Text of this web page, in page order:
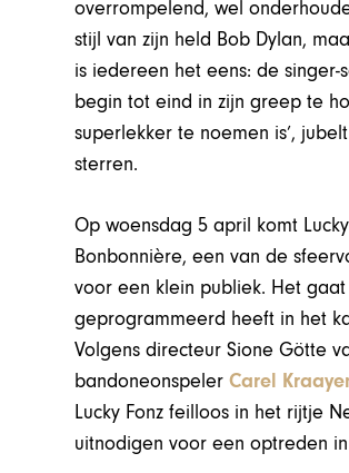
overrompelend, wel
stijl van zijn held Bob Dylan,
is iedereen het eens: de singer-
begin tot eind in zijn greep te
superlekker te noemen is’,
sterren.
Op woensdag 5 april komt
Bonbonnière, een van de
voor een klein publiek. Het
geprogrammeerd heeft in het
Volgens directeur Sione Götte
bandoneonspelerCarel
Lucky Fonz feilloos in het rijtje
uitnodigen voor een optreden